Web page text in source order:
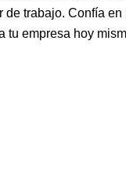
de trabajo. Confía
tu empresa hoy